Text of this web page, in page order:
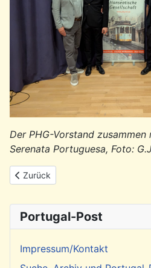
Der PHG-Vorstand
Serenata Portuguesa, Foto:
Vorheriger Beitrag: Rückblick:
Zurück
Portugal-Post
Impressum/Kontakt